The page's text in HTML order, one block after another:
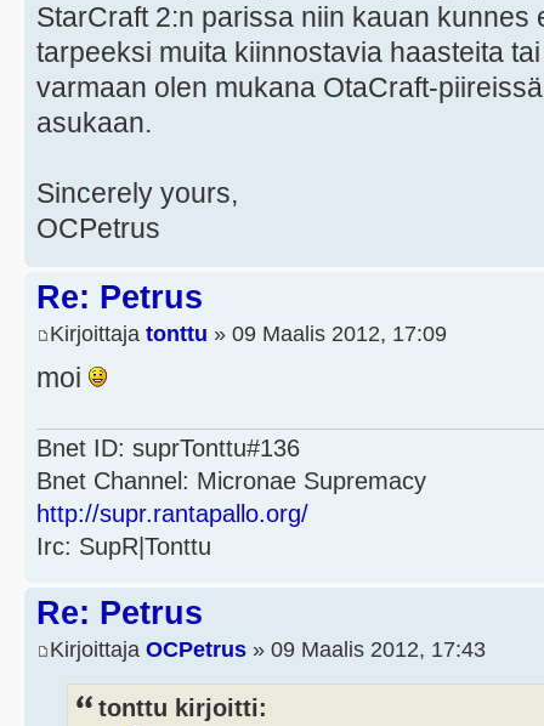
StarCraft 2:n parissa niin kauan kunnes
tarpeeksi muita kiinnostavia haasteita
varmaan olen mukana OtaCraft-
asukaan.
Sincerely yours,
OCPetrus
Re: Petrus
Kirjoittaja tonttu » 09 Maalis 2012, 17:09
moi
Bnet ID: suprTonttu#136
Bnet Channel: Micronae Supremacy
http://supr.rantapallo.org/
Irc: SupR|Tonttu
Re: Petrus
Kirjoittaja OCPetrus » 09 Maalis 2012, 17:43
tonttu kirjoitti: